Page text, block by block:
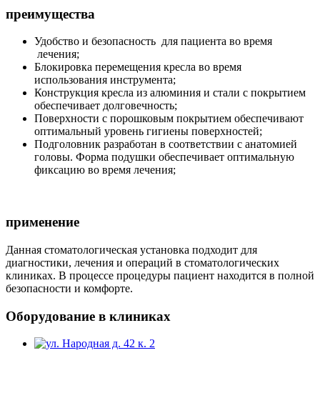
преимущества
Удобство и безопасность для пациента во время
лечения;
Блокировка перемещения кресла во время
использования инструмента;
Конструкция кресла из алюминия и стали с покрытием
обеспечивает долговечность;
Поверхности с порошковым покрытием обеспечивают
оптимальный уровень гигиены поверхностей;
Подголовник разработан в соответствии с анатомией
головы. Форма подушки обеспечивает оптимальную
фиксацию во время лечения;
применение
Данная стоматологическая установка подходит для
диагностики, лечения и операций в стоматологических
клиниках. В процессе процедуры пациент находится в полной
безопасности и комфорте.
Оборудование в клиниках